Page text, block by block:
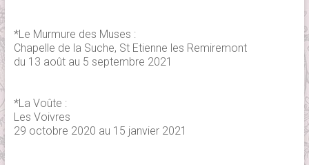
*Le Murmure des Muses :
Chapelle de la Suche, St Etienne les Remiremont
du 13 août au 5 septembre 2021
*La Voûte :
Les Voivres
29 octobre 2020 au 15 janvier 2021